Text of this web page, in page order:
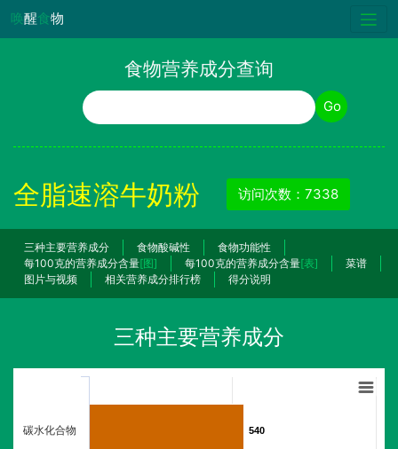
唤醒食物
食物营养成分查询
食物名称 Go
全脂速溶牛奶粉 访问次数：7338
三种主要营养成分 食物酸碱性
食物功能性
每100克的营养成分含量[图] 每100克的营养成分含量[表]
菜谱
图片与视频
相关营养成分排行榜 得分说明
三种主要营养成分
540
540
碳水化合物